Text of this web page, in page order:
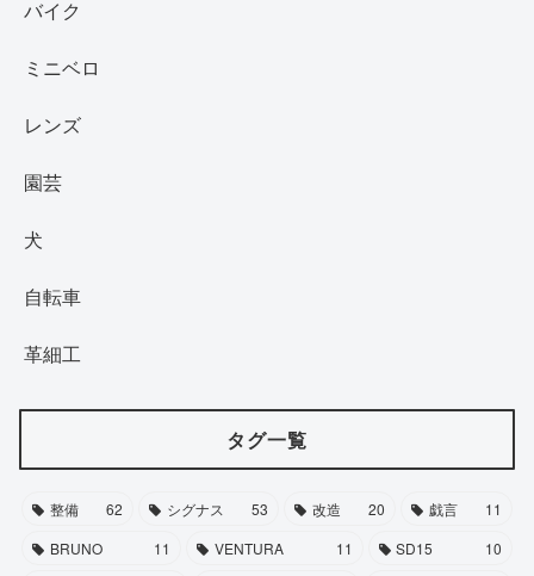
バイク
ミニベロ
レンズ
園芸
犬
自転車
革細工
タグ一覧
整備 62 シグナス 53 改造 20 戯言
11
BRUNO
11 VENTURA 11 SD15
10